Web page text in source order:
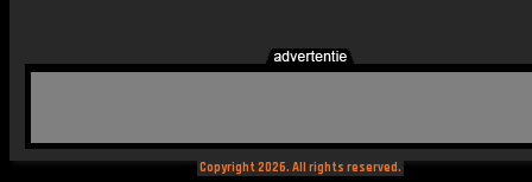
Copyright 2026. All rights reserved.